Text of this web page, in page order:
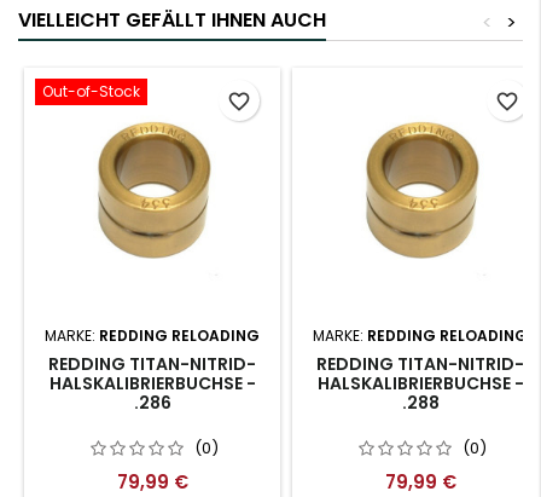
VIELLEICHT GEFÄLLT IHNEN AUCH >
<
Out-of-Stock
MARKE: REDDING RELOADING
REDDING TITAN-NITRID-
HALSKALIBRIERBUCHSE -
.286
(0)
79,99 €
favorite_border
MARKE: REDDING RELOADING
REDDING TITAN-NITRID-
HALSKALIBRIERBUCHSE -
.288
(0)
79,99 €
favorite_border